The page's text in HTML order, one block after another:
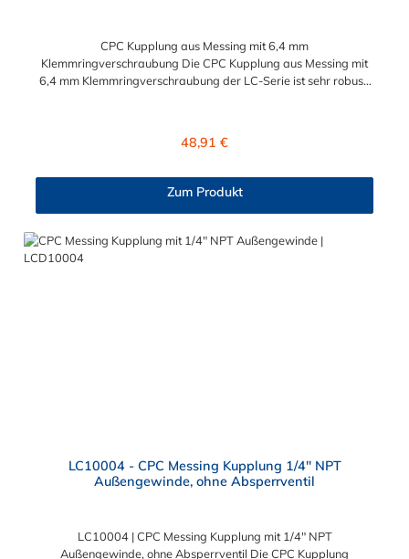
CPC Kupplung aus Messing mit 6,4 mm
Klemmringverschraubung Die CPC Kupplung aus Messing mit
6,4 mm Klemmringverschraubung der LC-Serie ist sehr robust.
höheren Druck. Die CPC Kupplung aus Messing mit 6,4 mm
und Trennen mit einer Hand. Diese CPC Schlauchkupplung hat
zahlreichen Konfigurationen und Anschlussvarianten und ist
sowohl mit den Acetal-Kupplungen der PLC-Serie kombinierbar
als auch mit den Polypropylen-Kupplungen der PLC12-Serie.
Regulärer Preis:
48,91 €
Zum Produkt
LC10004 - CPC Messing Kupplung 1/4" NPT
Außengewinde, ohne Absperrventil
LC10004 | CPC Messing Kupplung mit 1/4" NPT
Außengewinde, ohne Absperrventil Die CPC Kupplung